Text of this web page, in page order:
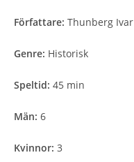
Författare: Thunberg Ivar
Genre: Historisk
Speltid: 45 min
Män: 6
Kvinnor: 3